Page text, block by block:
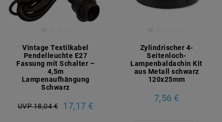
Vintage Textilkabel
Pendelleuchte E27
Fassung mit Schalter –
4,5m
Lampenaufhängung
Schwarz
UVP 18,04 € 17,17 €
Zylindrischer 4-
Seitenloch-
Lampenbaldachin Kit
aus Metall schwarz
120x25mm
7,56 €